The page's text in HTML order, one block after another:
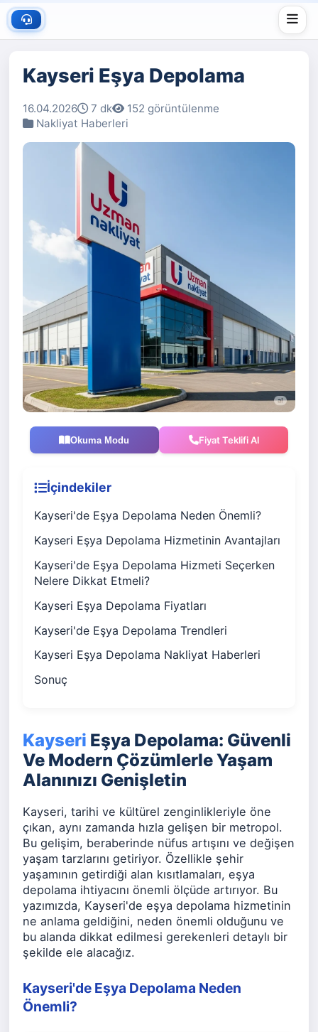
Kayseri Eşya Depolama
16.04.2026 7 dk
152 görüntülenme
Nakliyat Haberleri
Okuma Modu Fiyat Teklifi Al
İçindekiler
Kayseri'de Eşya Depolama Neden Önemli?
Kayseri Eşya Depolama Hizmetinin Avantajları
Kayseri'de Eşya Depolama Hizmeti Seçerken
Nelere Dikkat Etmeli?
Kayseri Eşya Depolama Fiyatları
Kayseri'de Eşya Depolama Trendleri
Kayseri Eşya Depolama Nakliyat Haberleri
Sonuç
Kayseri Eşya Depolama: Güvenli
Ve Modern Çözümlerle Yaşam
Alanınızı Genişletin
Kayseri, tarihi ve kültürel zenginlikleriyle öne
çıkan, aynı zamanda hızla gelişen bir metropol.
Bu gelişim, beraberinde nüfus artışını ve değişen
yaşam tarzlarını getiriyor. Özellikle şehir
yaşamının getirdiği alan kısıtlamaları, eşya
depolama ihtiyacını önemli ölçüde artırıyor. Bu
yazımızda, Kayseri'de eşya depolama hizmetinin
ne anlama geldiğini, neden önemli olduğunu ve
bu alanda dikkat edilmesi gerekenleri detaylı bir
şekilde ele alacağız.
Kayseri'de Eşya Depolama Neden
Önemli?